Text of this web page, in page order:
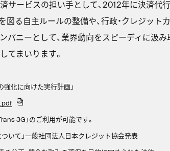
サービスの担い手として、2012年に決済代
図る自主ルールの整備や、行政・クレジッ
パニーとして、業界動向をスピーディに汲み
てまいります。
化に向けた実行計画」
3G」のご利用が可能です。
いて」一般社団法人日本クレジット協会発表